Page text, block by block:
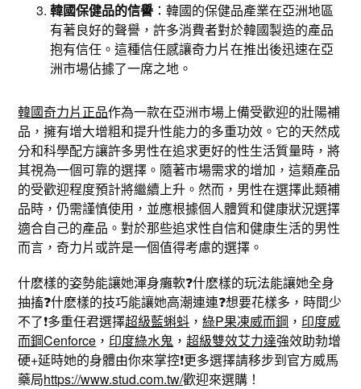
韓國保健品的信譽：韓國的保健品產業在亞洲地區
有著良好的聲譽，許多消費者對於韓國製造的產品
抱有信任。這種信任感讓奇力片在推出後迅速在亞
洲市場佔據了一席之地。
韓國奇力片正品作為一款在亞洲市場上備受歡迎的壯陽補
品，擁有增大增粗和提升性能力的多重功效。它的天然成
分和科學配方讓許多男性在追求更好的性生活質量時，將
其視為一個可靠的選擇。隨著市場需求的增加，這類產品
的受歡迎程度預計將繼續上升。然而，男性在選擇此類補
品時，仍需謹慎使用，並應根據個人體質和健康狀況選擇
適合自己的產品。對於那些追求性自信和健康生活的男性
而言，奇力片或許是一個值得考慮的選擇。
什麽樣的姿勢能讓她渾身癱軟❓什麽樣的玩法能讓她全身
抽搐❓什麽樣的技巧能讓她高潮連連❓想要花樣多，時間少
不了❗️多重任君選擇超級藍蝌蚪 ，綠P果凍威而鋼 ， 印度威
而鋼Cenforce ， 印度綠水鬼 ，超級雙效艾力達強效助勃增
硬+延時她的身體由你來掌控❗️更多選擇請移步到官方威馬
藥局https://www.stud.com.tw/歡迎來選購！